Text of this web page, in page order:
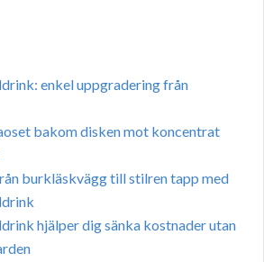
enkel uppgradering från
bakom disken mot koncentrat
burkläskvägg till stilren tapp med
hjälper dig sänka kostnader utan